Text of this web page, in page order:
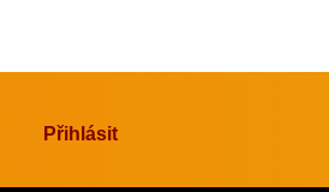
Přihlásit